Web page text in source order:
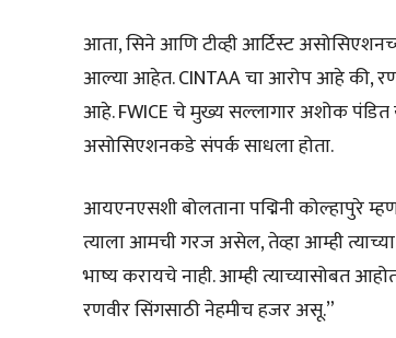
आता, सिने आणि टीव्ही आर्टिस्ट
आल्या आहेत. CINTAA चा आरोप आहे की,
आहे. FWICE चे मुख्य सल्लागार अशोक पंडित
असोसिएशनकडे संपर्क साधला होता.
आयएनएसशी बोलताना पद्मिनी कोल्हापुरे
त्याला आमची गरज असेल, तेव्हा आम्ही
भाष्य करायचे नाही. आम्ही त्याच्यासोबत
रणवीर सिंगसाठी नेहमीच हजर असू.”